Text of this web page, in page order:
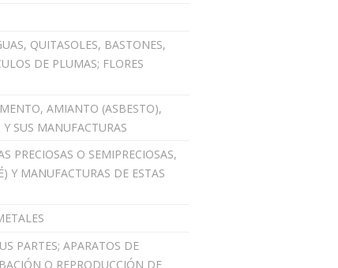
QUITASOLES, BASTONES,
DE PLUMAS; FLORES
AMIANTO (ASBESTO),
SUS MANUFACTURAS
PRECIOSAS O SEMIPRECIOSAS,
Y MANUFACTURAS DE ESTAS
PARTES; APARATOS DE
O REPRODUCCIÓN DE